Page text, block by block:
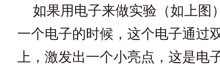
如果用电子来做实验（如上图
一个电子的时候，这个电子通过
上，激发出一个小亮点，这是电